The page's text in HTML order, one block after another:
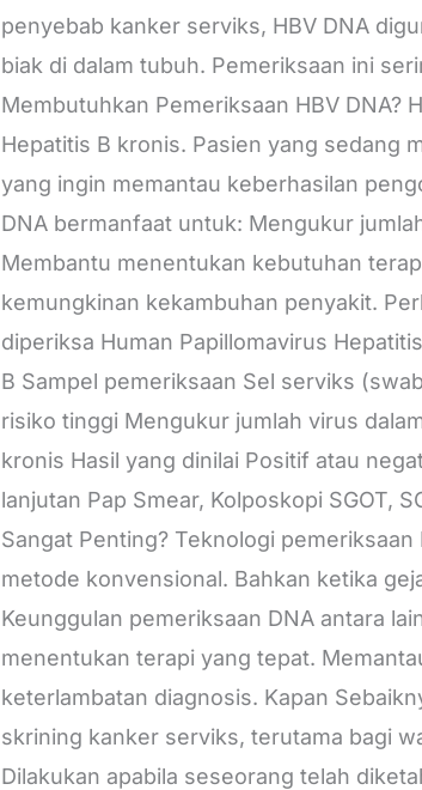
penyebab kanker serviks, HBV DNA
biak di dalam tubuh. Pemeriksaan ini
Membutuhkan Pemeriksaan HBV DNA?
Hepatitis B kronis. Pasien yang sedang
yang ingin memantau keberhasilan
DNA bermanfaat untuk: Mengukur
Membantu menentukan kebutuhan
kemungkinan kekambuhan penyakit.
diperiksa Human Papillomavirus
B Sampel pemeriksaan Sel serviks
risiko tinggi Mengukur jumlah virus
kronis Hasil yang dinilai Positif atau
lanjutan Pap Smear, Kolposkopi SGOT,
Sangat Penting? Teknologi
metode konvensional. Bahkan ketika
Keunggulan pemeriksaan DNA antara
menentukan terapi yang tepat.
keterlambatan diagnosis. Kapan
skrining kanker serviks, terutama bagi
Dilakukan apabila seseorang telah